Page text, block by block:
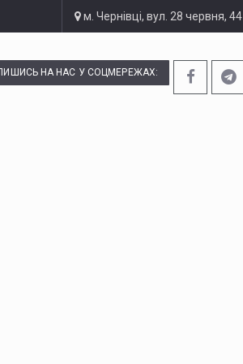
м. Чернівці, вул. 28 червня, 44
НА НАС У СОЦМЕРЕЖАХ: